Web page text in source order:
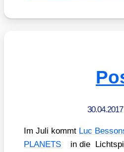
30.04.2017
Im Juli kommt Luc
PLANETS
in die